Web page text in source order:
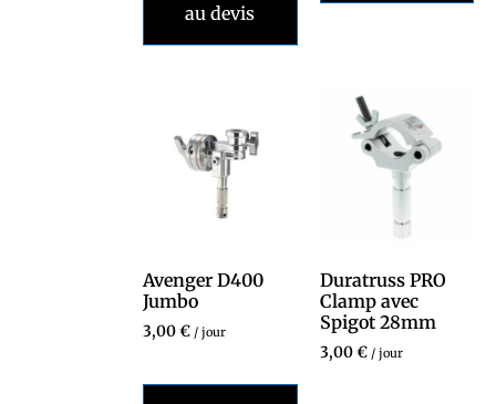
au devis
Avenger D400
Jumbo
3,00€ / jour
Duratruss PRO
Clamp avec
Spigot 28mm
3,00€ / jour